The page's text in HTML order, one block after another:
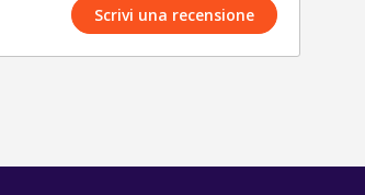
Scrivi una recensione